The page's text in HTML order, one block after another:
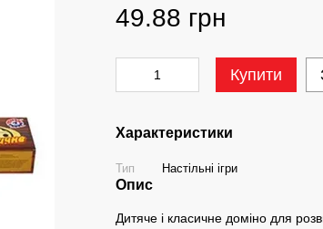
49.88 грн
Купити
Характеристики
Тип Настільні ігри
Опис
Дитяче і класичне доміно для